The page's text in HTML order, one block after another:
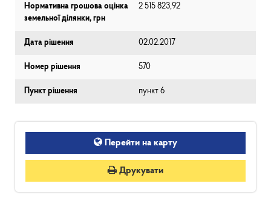
Нормативна грошова оцінка
земельної ділянки, грн
2 515 823,92
Дата рішення 02.02.2017
Номер рішення 570
Пункт рішення пункт 6
Перейти на карту
Друкувати